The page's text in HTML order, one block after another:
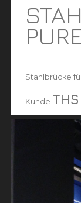
Stahlbrücke
Kunde